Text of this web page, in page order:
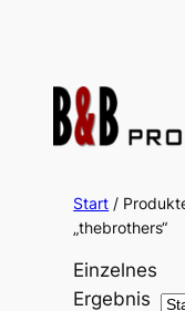
Start /
„thebrothers“
Einzelnes
Ergebnis